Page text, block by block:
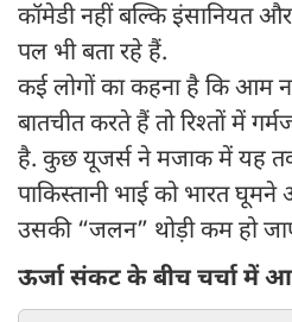
कॉमेडी नहीं बल्कि इंसानियत
पल भी बता रहे हैं.
कई लोगों का कहना है कि आम
बातचीत करते हैं तो रिश्तों में
है. कुछ यूजर्स ने मजाक में यह
पाकिस्तानी भाई को भारत घूमने
उसकी “जलन” थोड़ी कम हो
ऊर्जा संकट के बीच चर्चा में